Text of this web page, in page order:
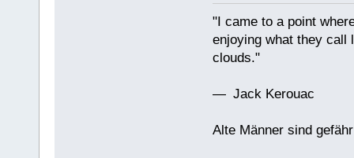
"I came to a point
enjoying what they call
clouds."
— Jack Kerouac
Alte Männer sind